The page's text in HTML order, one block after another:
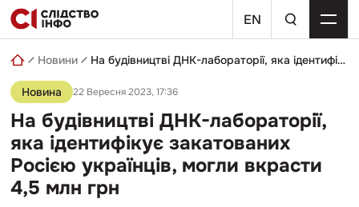
Skip
to
content
EN
пошуковий
запит
Новини На будівництві ДНК-лабораторії, яка ідентифікує закатованих Росією українців, могли вкрасти 4,5 млн грн
Новина 22 Вересня 2023, 17:36
На будівництві ДНК-лабораторії,
яка ідентифікує закатованих
Росією українців, могли вкрасти
4,5 млн грн